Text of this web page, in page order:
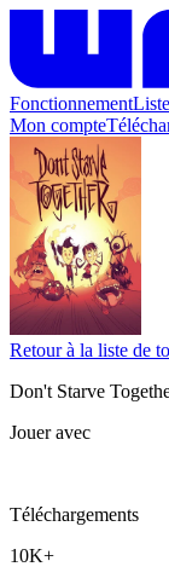
Fonctionnement
Mon compte
Retour à la liste de
Don't Starve
Jouer avec
Téléchargements
10K+